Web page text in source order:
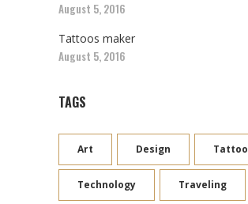
August 5, 2016
Tattoos maker
August 5, 2016
TAGS
Art Design Tattoo
Technology Traveling